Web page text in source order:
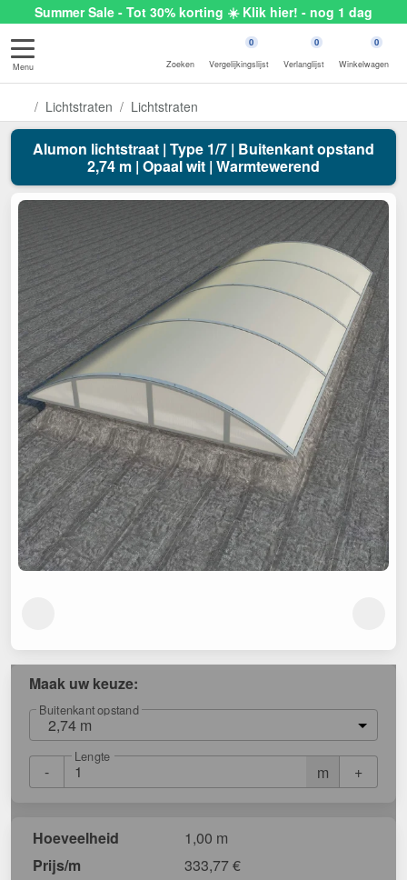
Summer Sale - Tot 30% korting ☀️ Klik hier! - nog 1 dag
Menu Zoeken
0
Vergelijkingslijst
0
Verlanglijst
0
Winkelwagen
Lichtstraten Lichtstraten
Alumon lichtstraat | Type 1/7 | Buitenkant opstand
2,74 m | Opaal wit | Warmtewerend
Maak uw keuze:
Buitenkant opstand
2,74 m
- m
Lengte
+
Hoeveelheid
1,00 m
Prijs/m
333,77€